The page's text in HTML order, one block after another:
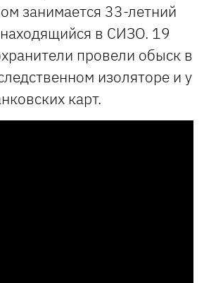
занимается 33-летний
в СИЗО. 19
провели обыск в
изоляторе и у
карт.